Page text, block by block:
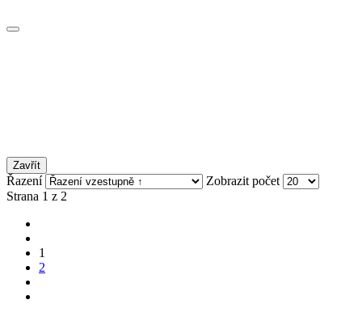
Zavřít
Řazení
Zobrazit počet
Strana 1 z 2
1
2